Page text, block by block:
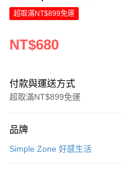
超取滿NT$899免運
NT$680
付款與運送方式
超取滿NT$899免運
信用卡一次付款
品牌
Simple Zone 好感生活